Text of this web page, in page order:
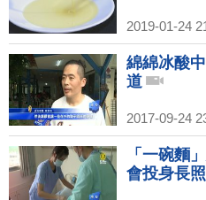
2019-01-24
綿綿冰酸
道
2017-09-24
「一碗麵
會投身長照